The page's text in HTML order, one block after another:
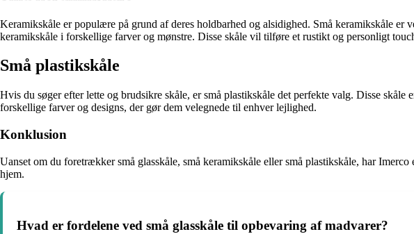
Keramikskåle er populære på grund af deres holdbarhed og alsidighed. Små keramikskåle er
keramikskåle i forskellige farver og mønstre. Disse skåle vil tilføre et rustikt og personligt
Små plastikskåle
Hvis du søger efter lette og brudsikre skåle, er små plastikskåle det perfekte valg. Disse
forskellige farver og designs, der gør dem velegnede til enhver lejlighed.
Konklusion
Uanset om du foretrækker små glasskåle, små keramikskåle eller små plastikskåle, har
hjem.
Hvad er fordelene ved små glasskåle til opbevaring af madvarer?